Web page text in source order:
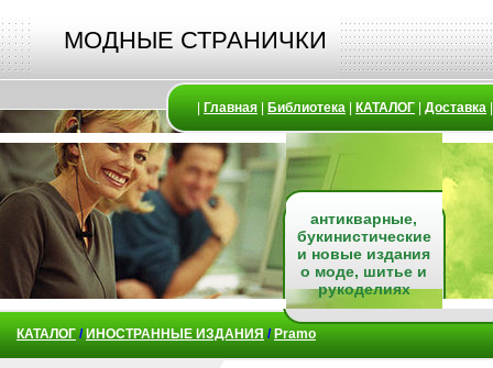
МОДНЫЕ СТРАНИЧКИ
Главная Библиотека КАТАЛОГ Доставка
антикварные,
букинистические
и новые издания
о моде, шитье и
рукоделиях
КАТАЛОГ / ИНОСТРАННЫЕ ИЗДАНИЯ / Pramo